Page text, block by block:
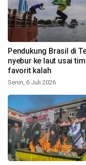
Pendukung Brasil di
nyebur ke laut usai tim
favorit kalah
Senin, 6 Juli 2026